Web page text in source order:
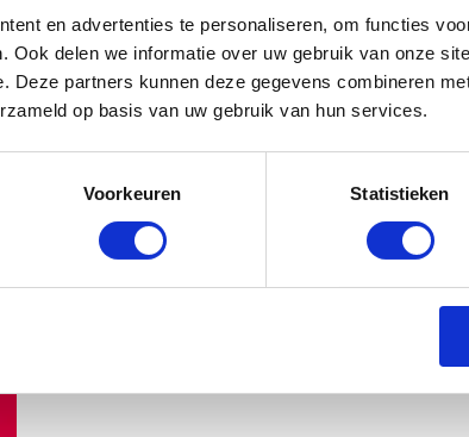
en advertenties te personaliseren, om functies
Ook delen we informatie over uw gebruik van onze
Deze partners kunnen deze gegevens combineren
op basis van uw gebruik van hun services.
Voorkeuren Statistieken
SALE BIJ PRÉNATAL: SHOP
BABYSTRAATJE.NL 30 JUNI 2026